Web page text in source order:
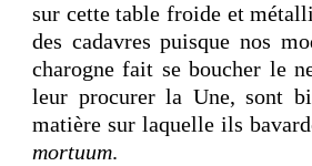
sur cette table froide et
des cadavres puisque nos
charogne fait se boucher le
leur procurer la Une, sont
matière sur laquelle ils
mortuum.